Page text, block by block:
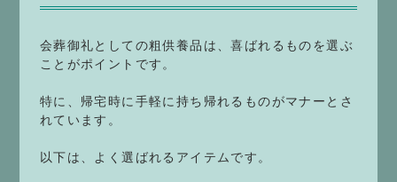
会葬御礼としての粗供養品は、喜ばれるものを選ぶ
ことがポイントです。
特に、帰宅時に手軽に持ち帰れるものがマナーとさ
れています。
以下は、よく選ばれるアイテムです。